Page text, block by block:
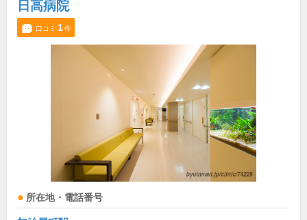
日高病院
口コミ 1件
所在地・電話番号